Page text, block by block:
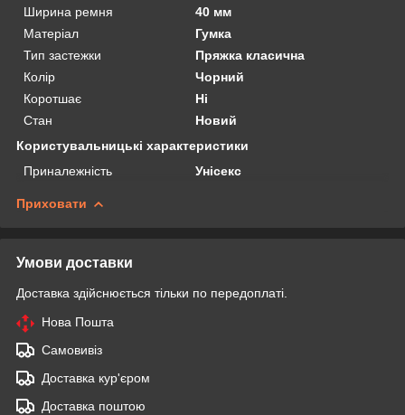
Ширина ремня
40 мм
Матеріал
Гумка
Тип застежки
Пряжка класична
Колір
Чорний
Коротшає
Ні
Стан
Новий
Користувальницькі характеристики
Приналежність
Унісекс
Приховати
Умови доставки
Доставка здійснюється тільки по передоплаті.
Нова Пошта
Самовивіз
Доставка кур'єром
Доставка поштою